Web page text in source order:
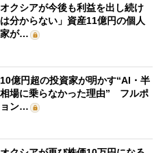
オクシアが今後も利益を出し続け
分からない」資産11億円の個人
が…
億円超の投資家が明かす“AI・半
場に乗らなかった理由” フルポ
ン…